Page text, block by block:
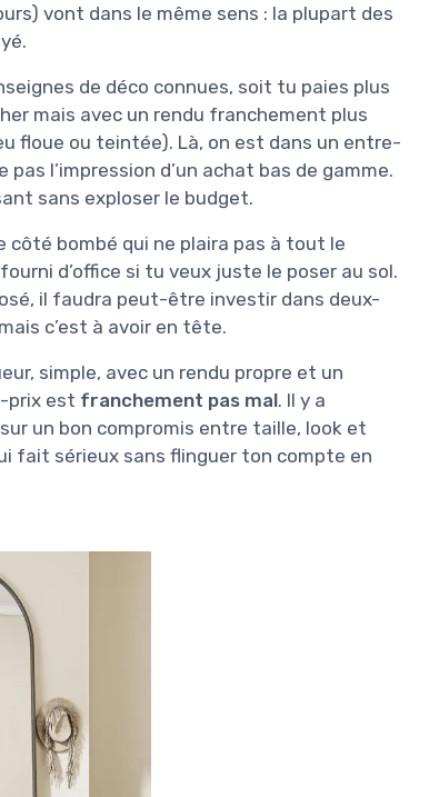
vont dans le même sens : la plupart des
de déco connues, soit tu paies plus
mais avec un rendu franchement plus
floue ou teintée). Là, on est dans un entre-
l’impression d’un achat bas de gamme.
sans exploser le budget.
côté bombé qui ne plaira pas à tout le
d’office si tu veux juste le poser au sol.
il faudra peut-être investir dans deux-
c’est à avoir en tête.
simple, avec un rendu propre et un
prix est franchement pas mal. Il y a
un bon compromis entre taille, look et
fait sérieux sans flinguer ton compte en